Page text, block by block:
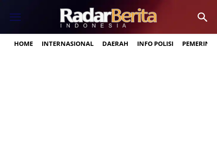
HOME INTERNASIONAL DAERAH INFO POLISI